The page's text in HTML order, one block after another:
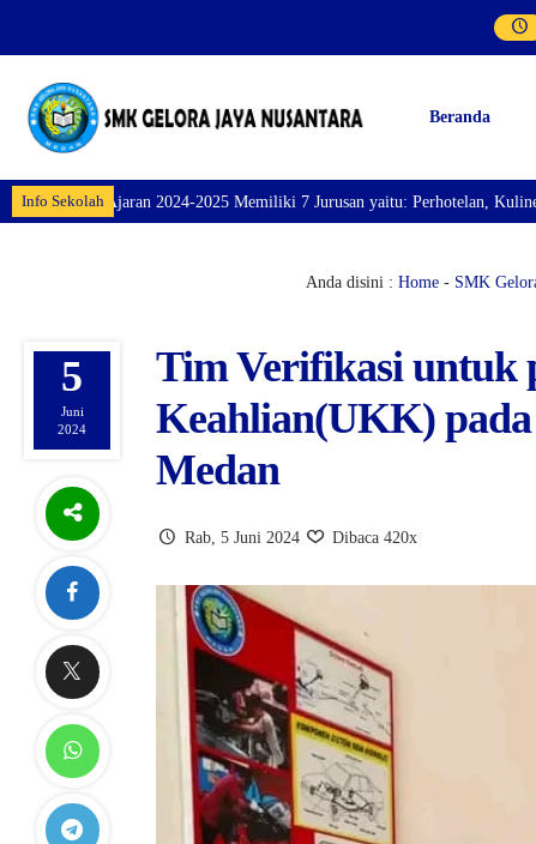
Beranda
Info Sekolah
Memiliki 7 Jurusan yaitu: Perhotelan, Kuliner, Tata Kecantikan, Tata
Anda disini : Home- SMK
5
Juni
2024
Tim Verifikasi untuk
Keahlian(UKK)
Medan
Rab, 5 Juni 2024 Dibaca 420x